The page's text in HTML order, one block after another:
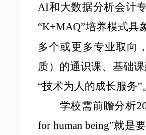
AI和大数据分析会计
“K+MAQ”培养模式
多个或更多专业取向
质）的通识课、基础
“技术为人的成长服务”
学校需前瞻分析
for human being”就是